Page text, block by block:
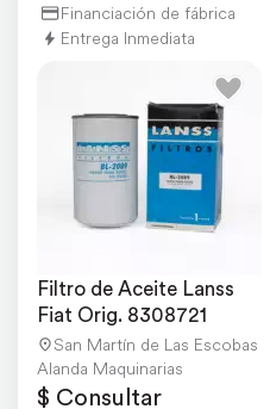
Financiación de fábrica
Entrega Inmediata
Filtro de Aceite Lanss
Fiat Orig. 8308721
San Martín de Las Escobas
Alanda Maquinarias
$ Consultar